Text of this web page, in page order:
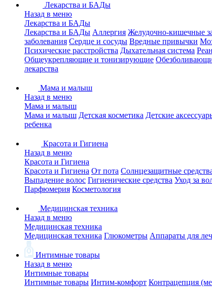
Лекарства и БАДы
Назад в меню
Лекарства и БАДы
Лекарства и БАДы Аллергия Желудочно-кишечные
заболевания Сердце и сосуды Вредные привычки
Психические расстройства Дыхательная система
Общеукрепляющие и тонизирующие
лекарства
Мама и малыш
Назад в меню
Мама и малыш
Мама и малыш Детская косметика Детские
ребенка
Красота и Гигиена
Назад в меню
Красота и Гигиена
Красота и Гигиена От пота Солнцезащитные
Выпадение волос Гигиенические средства Уход за
Парфюмерия Косметология
Медицинская техника
Назад в меню
Медицинская техника
Медицинская техника Глюкометры Аппараты для
Интимные товары
Назад в меню
Интимные товары
Интимные товары Интим-комфорт Контрацепция